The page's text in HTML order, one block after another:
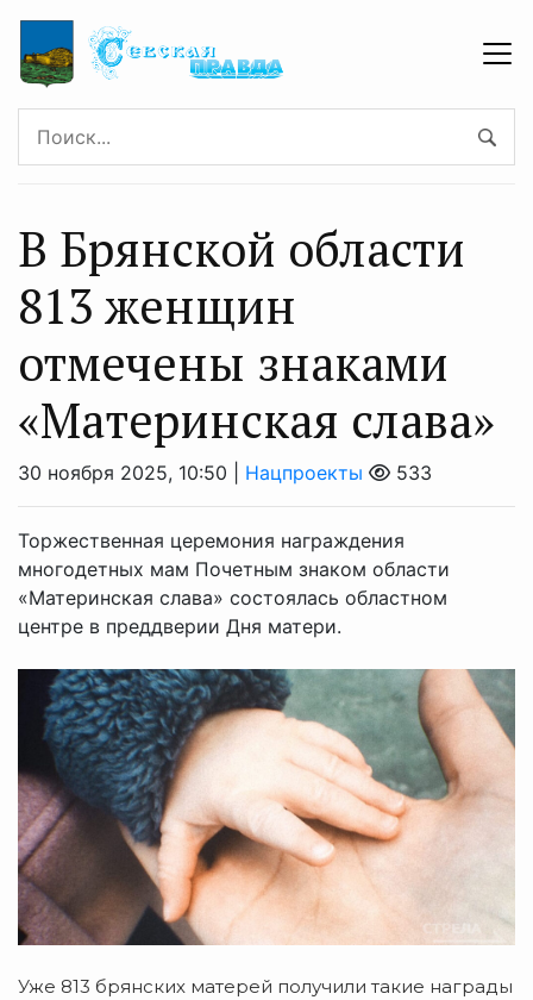
В Брянской области
813 женщин
отмечены знаками
«Материнская слава»
30 ноября 2025, 10:50 | Нацпроекты 533
Торжественная церемония награждения
многодетных мам Почетным знаком области
«Материнская слава» состоялась областном
центре в преддверии Дня матери.
Уже 813 брянских матерей получили такие награды